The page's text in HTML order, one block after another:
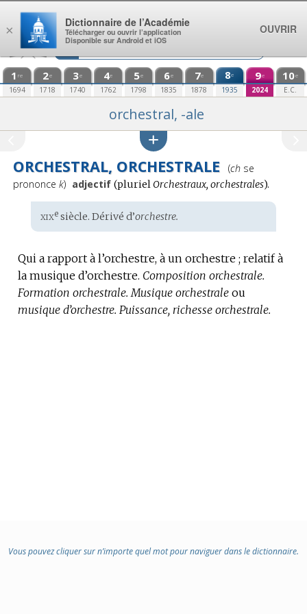
Aller au contenu
1 re
1694
2e
1718
3e
1740
4e
1762
5e
1798
6e
1835
7e
1878
8e
1935
9e
2024
10e
E.C.
orchestral, -ale
ORCHESTRAL, ORCHESTRALE
Prononciation
:
(chse
prononce k) adjectif (pluriel Orchestraux, orchestrales).
Étymologie
:
xixesiècle. Dérivé d’orchestre.
Qui a rapport à l’orchestre, à un orchestre ; relatif à
la musique d’orchestre. Composition orchestrale.
Formation orchestrale. Musique orchestrale ou
musique d’orchestre. Puissance, richesse orchestrale.
Vous pouvez cliquer sur n’importe quel mot pour naviguer dans le dictionnaire.
×
Dictionnaire de l’Académie
Télécharger ou ouvrir l’application
Disponible sur Android et iOS
OUVRIR